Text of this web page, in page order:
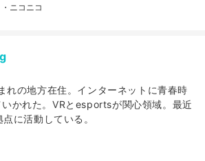
・ニコニコ
れの地方在住。インターネットに青春時
かれた。VRとesportsが関心領域。最近
に活動している。